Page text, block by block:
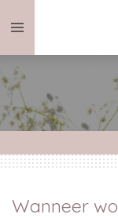
naar
de
hoofdinhoud
Wanneer